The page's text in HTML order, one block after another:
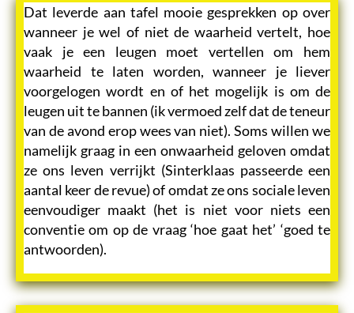
Dat leverde aan tafel mooie gesprekken op over
wanneer je wel of niet de waarheid vertelt, hoe
vaak je een leugen moet vertellen om hem
waarheid te laten worden, wanneer je liever
voorgelogen wordt en of het mogelijk is om de
leugen uit te bannen (ik vermoed zelf dat de teneur
van de avond erop wees van niet). Soms willen we
namelijk graag in een onwaarheid geloven omdat
ze ons leven verrijkt (Sinterklaas passeerde een
aantal keer de revue) of omdat ze ons sociale leven
eenvoudiger maakt (het is niet voor niets een
conventie om op de vraag ‘hoe gaat het’ ‘goed te
antwoorden).